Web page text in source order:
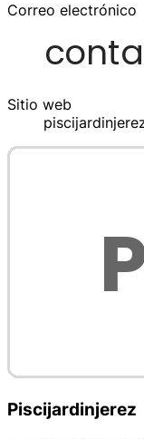
Correo electrónico
Sitio web
Piscijardinjerez